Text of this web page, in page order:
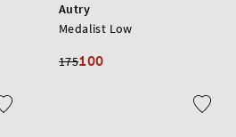
Autry
Medalist Low
175100